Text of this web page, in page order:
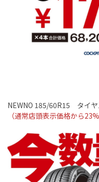
NEWNO 185/60R15 タイヤ
（通常店頭表示価格から